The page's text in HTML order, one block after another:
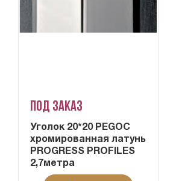
Под заказ
Уголок 20*20 PEGOC
хромированная латунь
PROGRESS PROFILES
2,7метра